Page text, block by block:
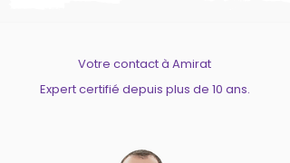
Votre contact à Amirat
Expert certifié depuis plus de 10 ans.